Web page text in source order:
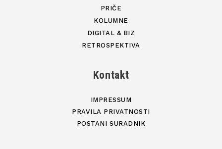
PRIČE
KOLUMNE
DIGITAL & BIZ
RETROSPEKTIVA
Kontakt
IMPRESSUM
PRAVILA PRIVATNOSTI
POSTANI SURADNIK